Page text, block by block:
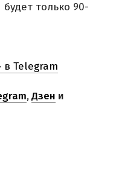
будет только 90-
в Telegram
,Дзен и